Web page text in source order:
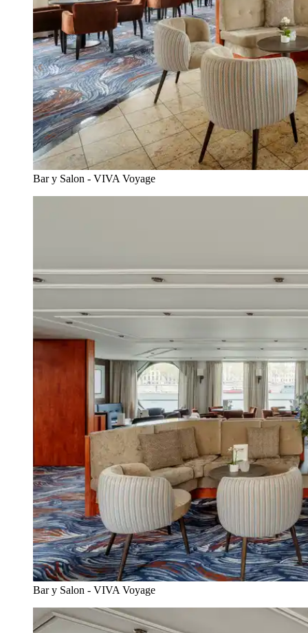
Bar y Salon - VIVA Voyage
Bar y Salon - VIVA Voyage